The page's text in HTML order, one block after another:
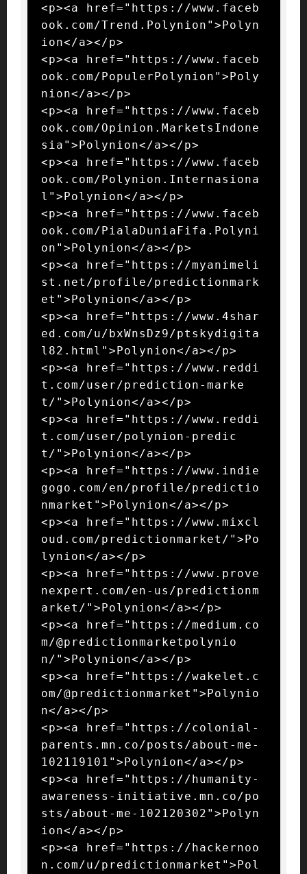
<p><a href="https://www.faceb
ook.com/Trend.Polynion">Polyn
ion</a></p>
<p><a href="https://www.faceb
ook.com/PopulerPolynion">Poly
nion</a></p>
<p><a href="https://www.faceb
ook.com/Opinion.MarketsIndone
sia">Polynion</a></p>
<p><a href="https://www.faceb
ook.com/Polynion.Internasiona
l">Polynion</a></p>
<p><a href="https://www.faceb
ook.com/PialaDuniaFifa.Polyni
on">Polynion</a></p>
<p><a href="https://myanimeli
st.net/profile/predictionmark
et">Polynion</a></p>
<p><a href="https://www.4shar
ed.com/u/bxWnsDz9/ptskydigita
l82.html">Polynion</a></p>
<p><a href="https://www.reddi
t.com/user/prediction-marke
t/">Polynion</a></p>
<p><a href="https://www.reddi
t.com/user/polynion-predic
t/">Polynion</a></p>
<p><a href="https://www.indie
gogo.com/en/profile/predictio
nmarket">Polynion</a></p>
<p><a href="https://www.mixcl
oud.com/predictionmarket/">Po
lynion</a></p>
<p><a href="https://www.prove
nexpert.com/en-us/predictionm
arket/">Polynion</a></p>
<p><a href="https://medium.co
m/@predictionmarketpolynio
n/">Polynion</a></p>
<p><a href="https://wakelet.c
om/@predictionmarket">Polynio
n</a></p>
<p><a href="https://colonial-
parents.mn.co/posts/about-me-
102119101">Polynion</a></p>
<p><a href="https://humanity-
awareness-initiative.mn.co/po
sts/about-me-102120302">Polyn
ion</a></p>
<p><a href="https://hackernoo
n.com/u/predictionmarket">Pol